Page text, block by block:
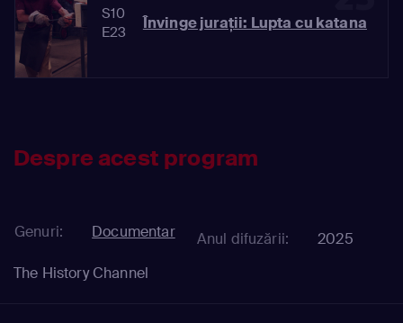
S10
E23
Învinge jurații: Lupta cu katana
Despre acest program
Genuri: Documentar Anul difuzării:
2025
The History Channel